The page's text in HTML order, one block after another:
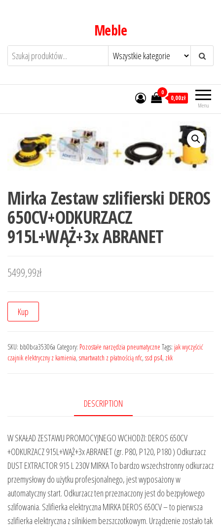
Meble
Menu
0
0,00zł
Mirka Zestaw szlifierski DEROS
650CV+ODKURZACZ
915L+WĄŻ+3x ABRANET
5499,99zł
Kup
SKU: bb0bca35306a Category: Pozostałe narzędzia pneumatyczne Tags: jak wyczyścić
czajnik elektryczny z kamienia, smartwatch z płatnością nfc, ssd ps4, zkk
DESCRIPTION
W SKAŁAD ZESTAWU PROMOCYJNEGO WCHODZI: DEROS 650CV
+ODKURZACZ 915L+WĄŻ+3x ABRANET (gr. P80, P120, P180 ) Odkurzacz
DUST EXTRACTOR 915 L 230V MIRKA To bardzo wszechstronny odkurzacz
przemysłowy do użytku profesjonalnego, jest wyposażony w
automatyczny start. Odkurzacz ten przeznaczony jest do bezpyłowego
szlifowania. Szlifierka elektryczna MIRKA DEROS 650CV – to pierwsza
szlifierka elektryczna z silnikiem bezszczotkowym. Urządzenie zostało tak